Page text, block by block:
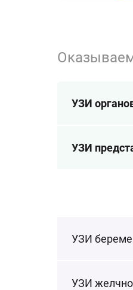
УЗИ
УЗИ
УЗИ
УЗИ